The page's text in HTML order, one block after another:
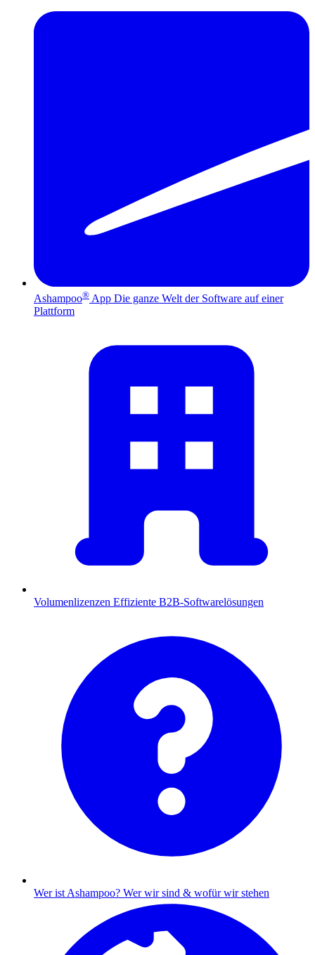
Ashampoo® App Die ganze Welt der Software auf einer
Plattform
Volumenlizenzen Effiziente B2B-Softwarelösungen
Wer ist Ashampoo? Wer wir sind & wofür wir stehen